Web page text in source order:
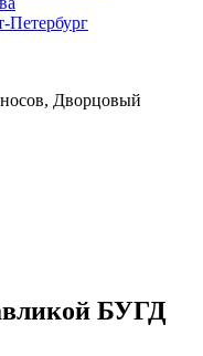
Петербург
Дворцовый
БУГД